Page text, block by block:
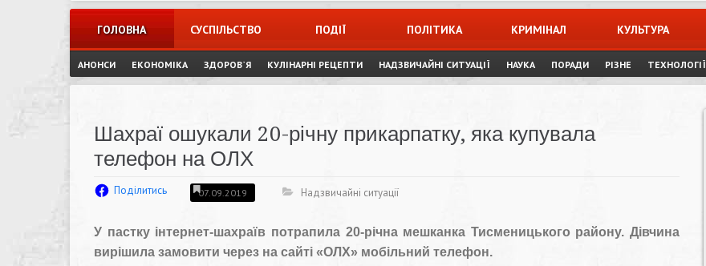
ГОЛОВНА СУСПІЛЬСТВО ПОДІЇ ПОЛІТИКА КРИМІНАЛ КУЛЬТУРА
АНОНСИ ЕКОНОМІКА ЗДОРОВ`Я КУЛІНАРНІ РЕЦЕПТИ НАДЗВИЧАЙНІ СИТУАЦІЇ НАУКА ПОРАДИ РІЗНЕ ТЕХНОЛОГІЇ
Шахраї ошукали 20-річну прикарпатку, яка купувала
телефон на ОЛХ
Поділитись 07.09.2019 Надзвичайні ситуації
У пастку інтернет-шахраїв потрапила 20-річна мешканка Тисменицького району. Дівчина
вирішила замовити через на сайті «ОЛХ» мобільний телефон.